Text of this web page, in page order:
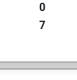
0
7